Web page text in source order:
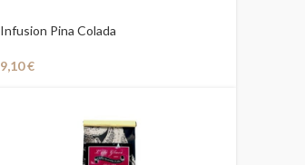
Infusion Pina Colada
9,10€